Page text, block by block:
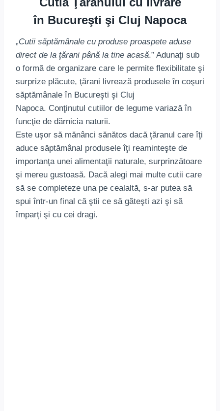
în Bucureşti şi Cluj Napoca
„Cutii săptămânale cu produse proaspete aduse
direct de la ţărani până la tine acasă.” Adunaţi sub
o formă de organizare care le permite flexibilitate şi
surprize plăcute, ţărani livrează produsele în coşuri
săptămânale în Bucureşti şi Cluj
Napoca. Conţinutul cutiilor de legume variază în
funcţie de dărnicia naturii.
Este uşor să mănânci sănătos dacă ţăranul care îţi
aduce săptămânal produsele îţi reaminteşte de
importanţa unei alimentaţii naturale, surprinzătoare
şi mereu gustoasă. Dacă alegi mai multe cutii care
să se completeze una pe cealaltă, s-ar putea să
spui într-un final că ştii ce să găteşti azi şi să
împarţi şi cu cei dragi.